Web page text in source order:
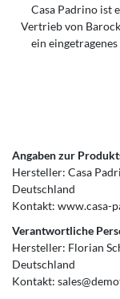
Casa Padrino ist
Vertrieb von
ein
Angaben zur
Hersteller: Casa
Deutschland
Kontakt: www.casa-
Verantwortliche
Hersteller: Florian
Deutschland
Kontakt: